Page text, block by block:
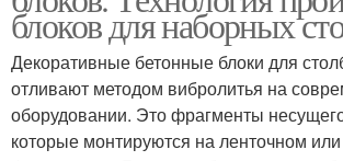
блоков для наборных
Декоративные бетонные блоки для
отливают методом вибролитья на
оборудовании. Это фрагменты
которые монтируются на ленточном